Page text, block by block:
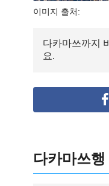
이미지 출처:
다카마쓰까지
요.
다카마쓰